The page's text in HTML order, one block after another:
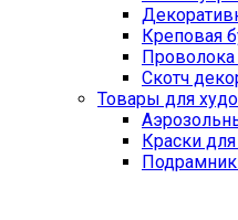
Креповая
Проволока
Скотч
Товары для
Краски